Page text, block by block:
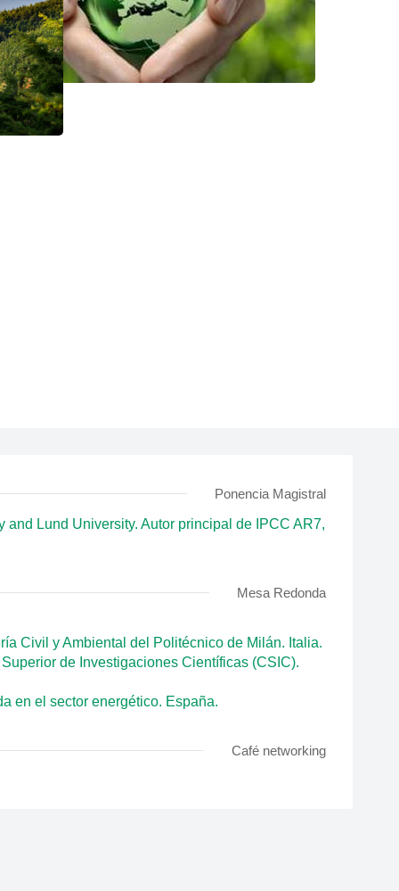
Ponencia Magistral
Lund University. Autor principal de IPCC AR7,
Mesa Redonda
Civil y Ambiental del Politécnico de Milán. Italia.
de Investigaciones Científicas (CSIC).
en el sector energético. España.
Café networking